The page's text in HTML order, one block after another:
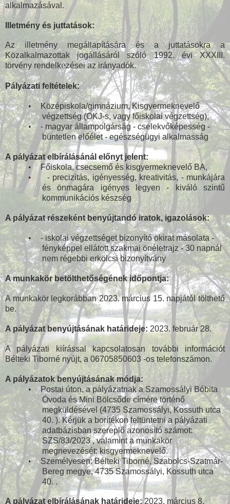
alkalmazásával.
Illetmény és juttatások:
Az illetmény megállapítására és a juttatásokra a
Közalkalmazottak jogállásáról szóló 1992. évi XXXIII.
törvény rendelkezései az irányadók.
Pályázati feltételek:
•
Középiskola/gimnázium, Kisgyermeknevelő
végzettség (OKJ-s, vagy főiskolai végzettség),
•
- magyar állampolgárság - cselekvőképesség -
büntetlen előélet - egészségügyi alkalmasság
A pályázat elbírálásánál előnyt jelent:
•
Főiskola, csecsemő és kisgyermeknevelő BA,
•
- precizitás, igényesség, kreativitás, - munkájára
és önmagára igényes legyen - kiváló szintű
kommunikációs készség
A pályázat részeként benyújtandó iratok, igazolások:
•
- iskolai végzettséget bizonyító okirat másolata -
fényképpel ellátott szakmai önéletrajz - 30 napnál
nem régebbi erkölcsi bizonyítvány
A munkakör betölthetőségének időpontja:
A munkakör legkorábban 2023. március 15. napjától tölthető
be.
A pályázat benyújtásának határideje: 2023. február 28.
A pályázati kiírással kapcsolatosan további információt
Bélteki Tiborné nyújt, a 06705850603 -os telefonszámon.
A pályázatok benyújtásának módja:
•
Postai úton, a pályázatnak a Szamossályi Bóbita
Óvoda és Mini Bölcsőde címére történő
megküldésével (4735 Szamossályi, Kossuth utca
40. ). Kérjük a borítékon feltüntetni a pályázati
adatbázisban szereplő azonosító számot:
SZS/83/2023 , valamint a munkakör
megnevezését: kisgyermeknevelő.
•
Személyesen: Bélteki Tiborné, Szabolcs-Szatmár-
Bereg megye, 4735 Szamossályi, Kossuth utca
40. .
A pályázat elbírálásának határideje:2023. március 8.